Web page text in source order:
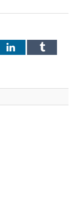
LinkedInTumblr